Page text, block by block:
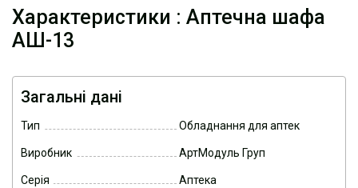
Характеристики : Аптечна шафа
АШ-13
Загальні дані
Тип Обладнання для аптек
Виробник АртМодуль Груп
Серія Аптека